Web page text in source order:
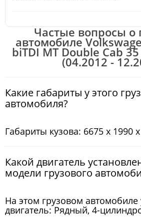
Частые вопросы о
автомобиле
biTDI MT Double Cab
(04.2012 -
Какие габариты у этого
автомобиля?
Габариты кузова: 6675 x 1990
Какой двигатель
модели грузового
На этом грузовом автомобиле
двигатель: Рядный, 4-